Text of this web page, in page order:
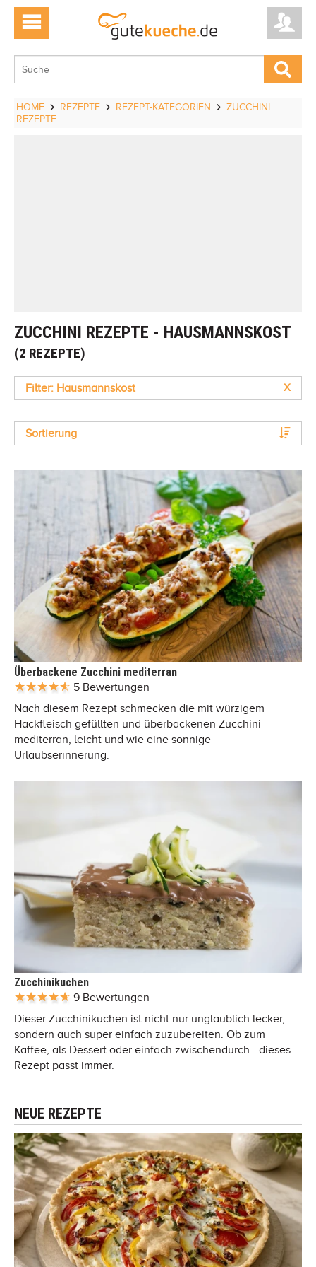
HOME REZEPTE REZEPT-KATEGORIEN
ZUCCHINI
REZEPTE
ZUCCHINI REZEPTE - HAUSMANNSKOST
(2 REZEPTE)
Filter: Hausmannskost X
Sortierung
Überbackene Zucchini mediterran
5 Bewertungen
Nach diesem Rezept schmecken die mit würzigem
Hackfleisch gefüllten und überbackenen Zucchini
mediterran, leicht und wie eine sonnige
Urlaubserinnerung.
Zucchinikuchen
9 Bewertungen
Dieser Zucchinikuchen ist nicht nur unglaublich lecker,
sondern auch super einfach zuzubereiten. Ob zum
Kaffee, als Dessert oder einfach zwischendurch - dieses
Rezept passt immer.
NEUE REZEPTE